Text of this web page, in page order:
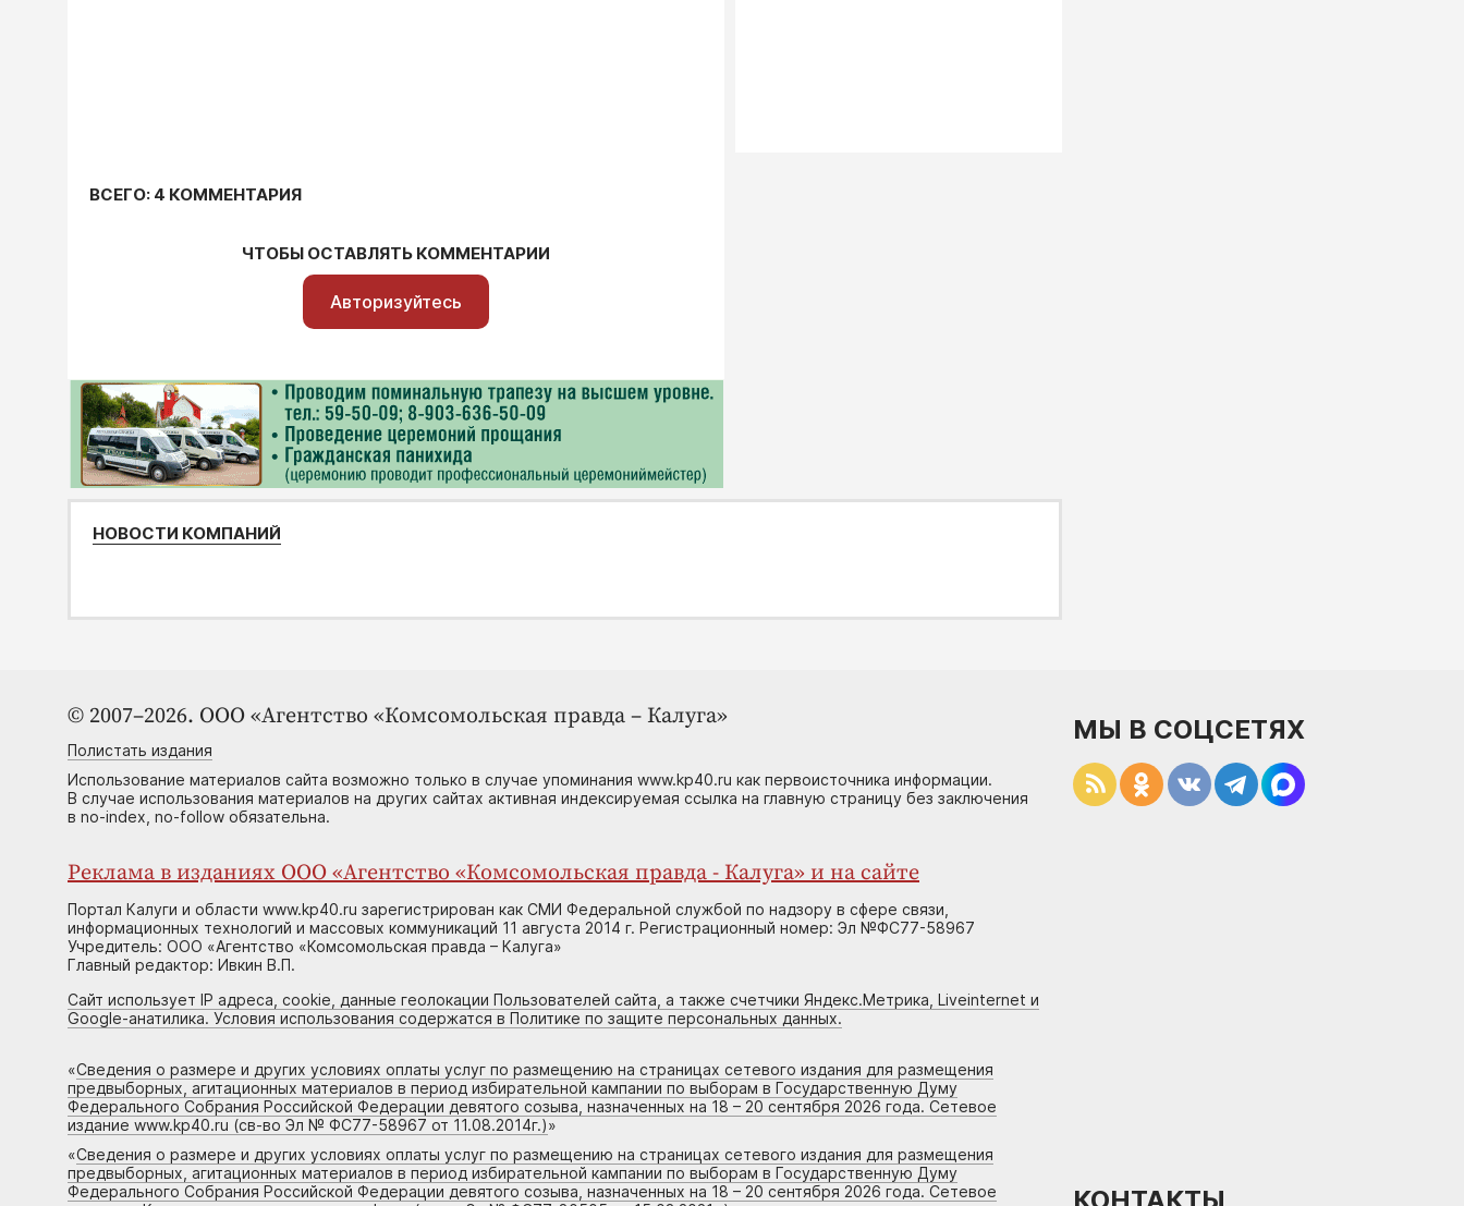
ВСЕГО: 4 КОММЕНТАРИЯ
ЧТОБЫ ОСТАВЛЯТЬ КОММЕНТАРИИ
Авторизуйтесь
НОВОСТИ КОМПАНИЙ
© 2007–2026. ООО «Агентство «Комсомольская правда – Калуга»
Полистать издания
Использование материалов сайта возможно только в случае упоминания www.kp40.ru как первоисточника информации.
В случае использования материалов на других сайтах активная индексируемая ссылка на главную страницу без заключения
в no-index, no-follow обязательна.
Реклама в изданиях ООО «Агентство «Комсомольская правда - Калуга» и на сайте
Портал Калуги и области www.kp40.ru зарегистрирован как СМИ Федеральной службой по надзору в сфере связи,
информационных технологий и массовых коммуникаций 11 августа 2014 г. Регистрационный номер: Эл №ФС77-58967
Учредитель: ООО «Агентство «Комсомольская правда – Калуга»
Главный редактор: Ивкин В.П.
Сайт использует IP адреса, cookie, данные геолокации Пользователей сайта, а также счетчики Яндекс.Метрика, Liveinternet и
Google-анатилика. Условия использования содержатся в Политике по защите персональных данных.
«Сведения о размере и других условиях оплаты услуг по размещению на страницах сетевого издания для размещения
предвыборных, агитационных материалов в период избирательной кампании по выборам в Государственную Думу
Федерального Собрания Российской Федерации девятого созыва, назначенных на 18 – 20 сентября 2026 года. Сетевое
издание www.kp40.ru (св-во Эл № ФС77-58967 от 11.08.2014г.)»
«Сведения о размере и других условиях оплаты услуг по размещению на страницах сетевого издания для размещения
предвыборных, агитационных материалов в период избирательной кампании по выборам в Государственную Думу
Федерального Собрания Российской Федерации девятого созыва, назначенных на 18 – 20 сентября 2026 года. Сетевое
МЫ В СОЦСЕТЯХ